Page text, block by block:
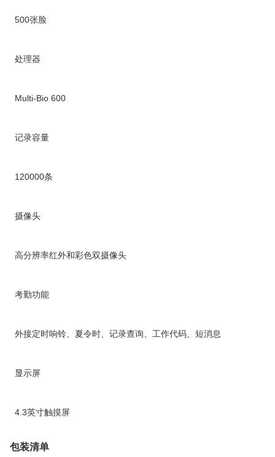
500张脸
处理器
Multi-Bio 600
记录容量
120000条
摄像头
高分辨率红外和彩色双摄像头
考勤功能
外接定时响铃、夏令时、记录查询、工作代码、短消息
显示屏
4.3英寸触摸屏
包装清单